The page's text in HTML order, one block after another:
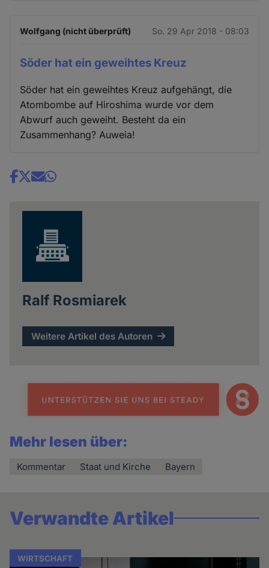
Wolfgang (nicht überprüft) So. 29 Apr 2018 - 08:03
Söder hat ein geweihtes Kreuz
Söder hat ein geweihtes Kreuz aufgehängt, die
Atombombe auf Hiroshima wurde vor dem
Abwurf auch geweiht. Besteht da ein
Zusammenhang? Auweia!
Share
Ralf Rosmiarek
Weitere Artikel des Autoren
Mehr lesen über:
Kommentar Staat und Kirche Bayern
Verwandte Artikel
WIRTSCHAFT